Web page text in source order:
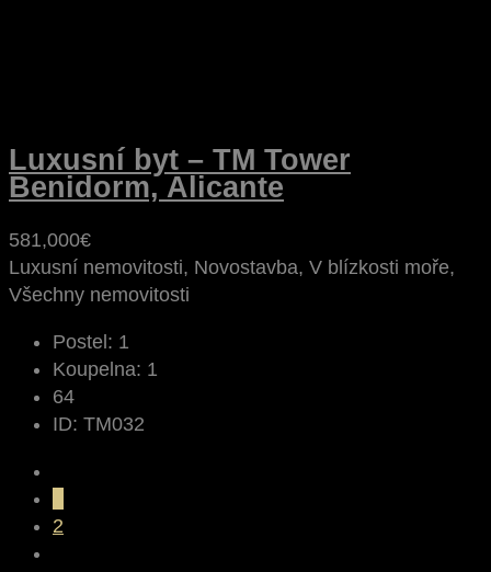
Luxusní byt – TM Tower
Benidorm, Alicante
581,000€
Luxusní nemovitosti, Novostavba, V blízkosti moře,
Všechny nemovitosti
Postel: 1
Koupelna: 1
64
ID: TM032
2